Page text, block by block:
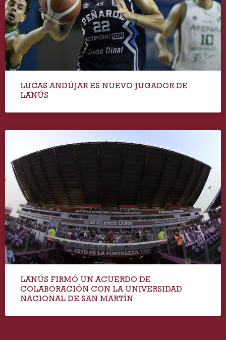
LUCAS ANDÚJAR ES NUEVO JUGADOR DE
LANÚS
LANÚS FIRMÓ UN ACUERDO DE
COLABORACIÓN CON LA UNIVERSIDAD
NACIONAL DE SAN MARTÍN